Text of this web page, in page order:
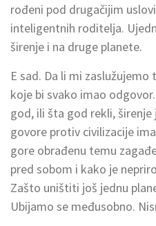
rođeni pod drugačijim
inteligentnih roditelja.
širenje i na druge planete.
E sad. Da li mi
koje bi svako imao
god, ili šta god rekli,
govore protiv civilizacije
gore obrađenu temu
pred sobom i kako je
Zašto uništiti još jednu
Ubijamo se međusobno.